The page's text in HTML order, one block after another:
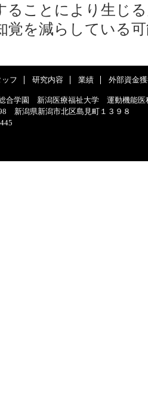
ることにより生じ
覚を減らしている
ッフ 研究内容 業績 外部資金
合学園 新潟医療福祉大学 運動機能医
新潟県新潟市北区島見町１３９８